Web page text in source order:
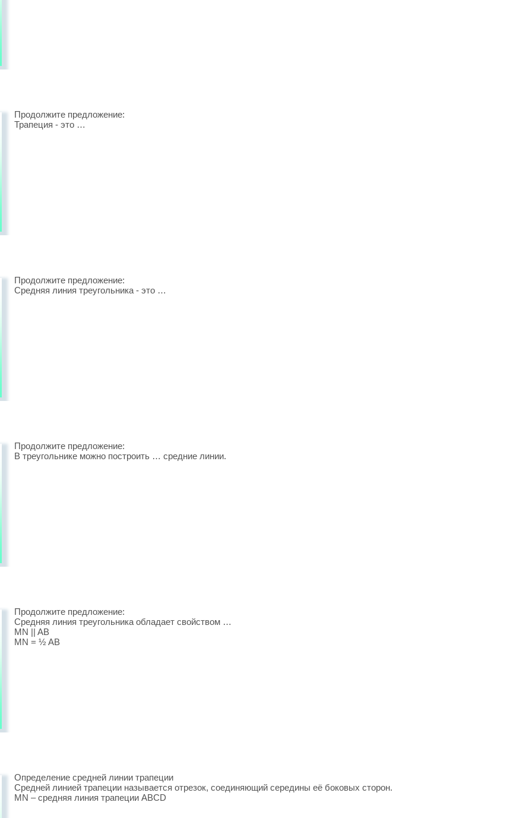
Продолжите предложение:
Трапеция - это …
Продолжите предложение:
Средняя линия треугольника - это …
Продолжите предложение:
В треугольнике можно построить … средние линии.
Продолжите предложение:
Средняя линия треугольника обладает свойством …
MN || AB
MN = ½ AB
Определение средней линии трапеции
Средней линией трапеции называется отрезок, соединяющий середины её боковых сторон.
MN – средняя линия трапеции ABCD